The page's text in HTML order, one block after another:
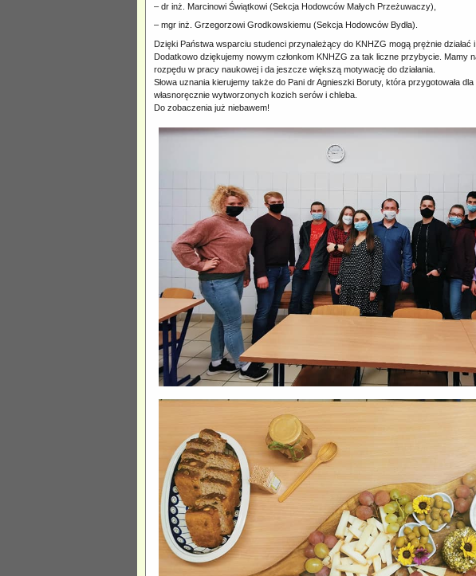
– dr inż. Marcinowi Świątkowi (Sekcja Hodowców Małych Przeżuwaczy),
– mgr inż. Grzegorzowi Grodkowskiemu (Sekcja Hodowców Bydła).
Dzięki Państwa wsparciu studenci przynależący do KNHZG mogą prężnie działać i
Dodatkowo dziękujemy nowym członkom KNHZG za tak liczne przybycie. Mamy
rozpędu w pracy naukowej i da jeszcze większą motywację do działania.
Słowa uznania kierujemy także do Pani dr Agnieszki Boruty, która przygotowała
własnoręcznie wytworzonych kozich serów i chleba.
Do zobaczenia już niebawem!